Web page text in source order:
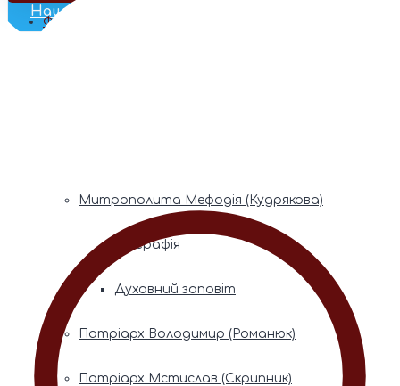
Наш Телеграм
Фонди пам’яті
Митрополита Мефодія (Кудрякова)
Біографія
Духовний заповіт
Патріарх Володимир (Романюк)
Патріарх Мстислав (Скрипник)